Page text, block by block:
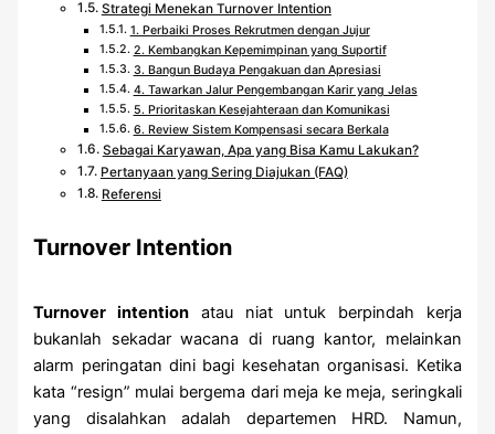
Strategi Menekan Turnover Intention
1. Perbaiki Proses Rekrutmen dengan Jujur
2. Kembangkan Kepemimpinan yang Suportif
3. Bangun Budaya Pengakuan dan Apresiasi
4. Tawarkan Jalur Pengembangan Karir yang Jelas
5. Prioritaskan Kesejahteraan dan Komunikasi
6. Review Sistem Kompensasi secara Berkala
Sebagai Karyawan, Apa yang Bisa Kamu Lakukan?
Pertanyaan yang Sering Diajukan (FAQ)
Referensi
Turnover Intention
Turnover intention atau niat untuk berpindah kerja
bukanlah sekadar wacana di ruang kantor, melainkan
alarm peringatan dini bagi kesehatan organisasi. Ketika
kata “resign” mulai bergema dari meja ke meja, seringkali
yang disalahkan adalah departemen HRD. Namun,